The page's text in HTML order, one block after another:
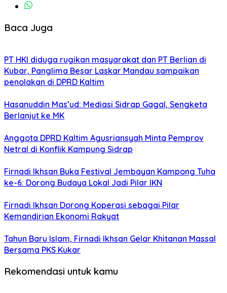
Baca Juga
PT HKI diduga rugikan masyarakat dan PT Berlian di
Kubar, Panglima Besar Laskar Mandau sampaikan
penolakan di DPRD Kaltim
Hasanuddin Mas’ud: Mediasi Sidrap Gagal, Sengketa
Berlanjut ke MK
Anggota DPRD Kaltim Agusriansyah Minta Pemprov
Netral di Konflik Kampung Sidrap
Firnadi Ikhsan Buka Festival Jembayan Kampong Tuha
ke-6: Dorong Budaya Lokal Jadi Pilar IKN
Firnadi Ikhsan Dorong Koperasi sebagai Pilar
Kemandirian Ekonomi Rakyat
Tahun Baru Islam, Firnadi Ikhsan Gelar Khitanan Massal
Bersama PKS Kukar
Rekomendasi untuk kamu